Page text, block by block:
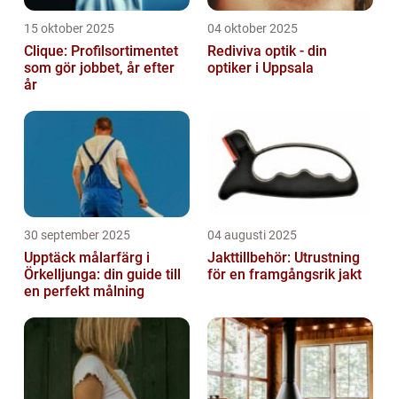
15 oktober 2025
Clique: Profilsortimentet
som gör jobbet, år efter
år
04 oktober 2025
Rediviva optik - din
optiker i Uppsala
30 september 2025
Upptäck målarfärg i
Örkelljunga: din guide till
en perfekt målning
04 augusti 2025
Jakttillbehör: Utrustning
för en framgångsrik jakt